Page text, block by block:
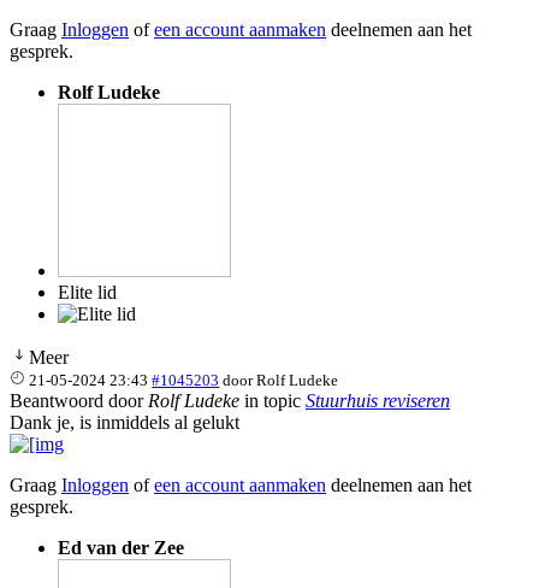
Graag Inloggen ofeen account aanmaken deelnemen aan het
gesprek.
Rolf Ludeke
Elite lid
Meer
21-05-2024 23:43 #1045203 doorRolf Ludeke
Beantwoord door Rolf Ludeke in topic Stuurhuis reviseren
Dank je, is inmiddels al gelukt
Graag Inloggen ofeen account aanmaken deelnemen aan het
gesprek.
Ed van der Zee